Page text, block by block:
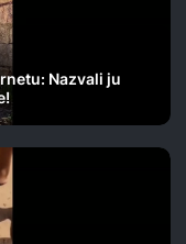
Nazvali ju